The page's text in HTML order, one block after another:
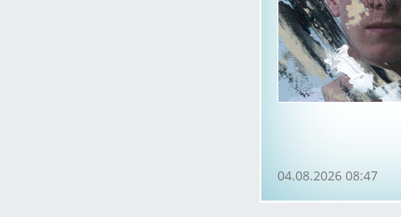
04.08.2026 08:47